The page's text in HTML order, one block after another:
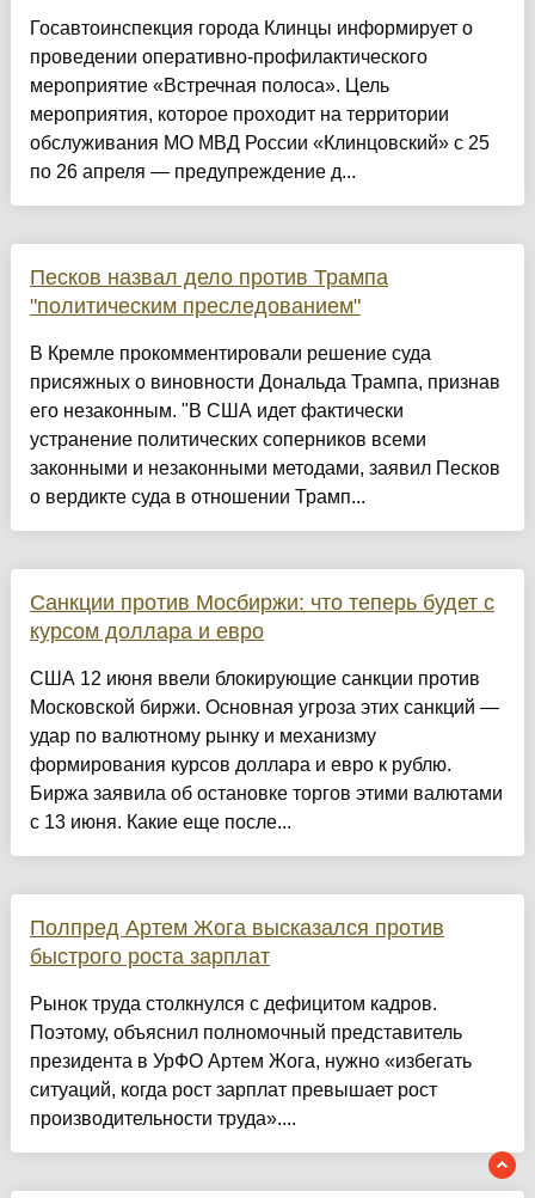
Госавтоинспекция города Клинцы информирует о
проведении оперативно-профилактического
мероприятие «Встречная полоса». Цель
мероприятия, которое проходит на территории
обслуживания МО МВД России «Клинцовский» с 25
по 26 апреля — предупреждение д...
Песков назвал дело против Трампа
"политическим преследованием"
В Кремле прокомментировали решение суда
присяжных о виновности Дональда Трампа, признав
его незаконным. "В США идет фактически
устранение политических соперников всеми
законными и незаконными методами, заявил Песков
о вердикте суда в отношении Трамп...
Санкции против Мосбиржи: что теперь будет с
курсом доллара и евро
США 12 июня ввели блокирующие санкции против
Московской биржи. Основная угроза этих санкций —
удар по валютному рынку и механизму
формирования курсов доллара и евро к рублю.
Биржа заявила об остановке торгов этими валютами
с 13 июня. Какие еще после...
Полпред Артем Жога высказался против
быстрого роста зарплат
Рынок труда столкнулся с дефицитом кадров.
Поэтому, объяснил полномочный представитель
президента в УрФО Артем Жога, нужно «избегать
ситуаций, когда рост зарплат превышает рост
производительности труда»....